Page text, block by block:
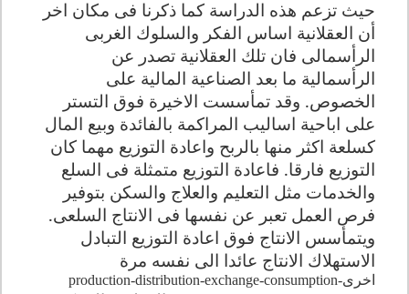
حيث تزعم هذه الدراسة كما ذكرنا فى مكان اخر
أن العقلانية اساس الفكر والسلوك الغربى
الرأسمالى فان تلك العقلانية تصدر عن
الرأسمالية ما بعد الصناعية المالية على
الخصوص. وقد تمأسست الاخيرة فوق التستر
على اباحية اساليب المراكمة بالفائدة وبيع المال
كسلعة اكثر منها بالربح واعادة التوزيع مهما كان
التوزيع فارقا. فاعادة التوزيع متمثلة فى السلع
والخدمات مثل التعليم والعلاج والسكن بتوفير
فرص العمل تعبر عن نفسها فى الانتاج السلعى.
ويتمأسس الانتاج فوق اعادة التوزيع التبادل
الاستهلاك الانتاج عائدا الى نفسه مرة
اخرىproduction-distribution-exchange-consumption-